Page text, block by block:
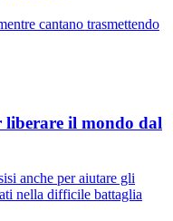
cantano trasmettendo
liberare il mondo dal
anche per aiutare gli
nella difficile battaglia